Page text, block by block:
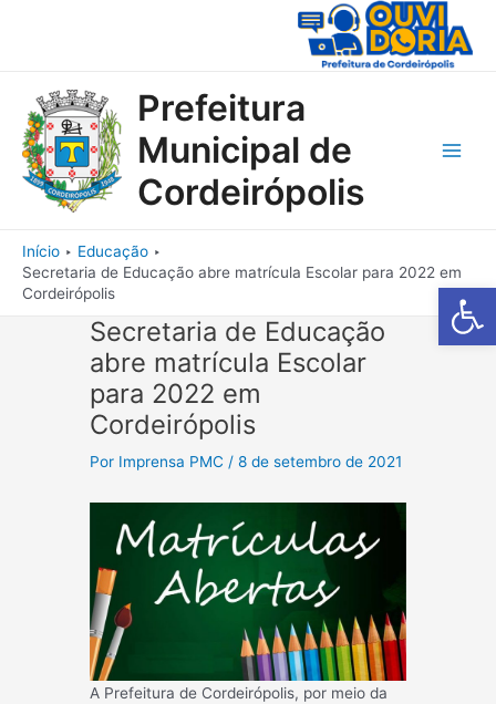
Barra de
Prefeitura
Municipal de
Cordeirópolis
Início
Educação
Secretaria de Educação abre matrícula Escolar para 2022 em
Cordeirópolis
Secretaria de Educação
abre matrícula Escolar
para 2022 em
Cordeirópolis
Por Imprensa PMC /8 de setembro de 2021
A Prefeitura de Cordeirópolis, por meio da